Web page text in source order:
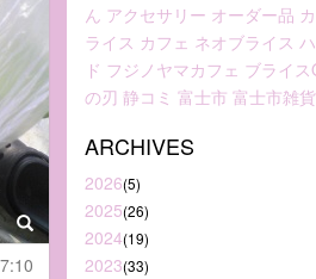
ん アクセサリー オーダー品
ライス カフェ ネオブライス
ド フジノヤマカフェ ブライス
の刃 静コミ 富士市 富士市雑
ARCHIVES
2026(5)
2025(26)
2024(19)
2023(33)